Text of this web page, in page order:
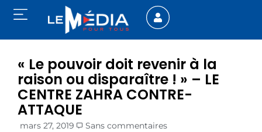
« Le pouvoir doit revenir à la
raison ou disparaître ! » – LE
CENTRE ZAHRA CONTRE-
ATTAQUE
mars 27, 2019 Sans commentaires